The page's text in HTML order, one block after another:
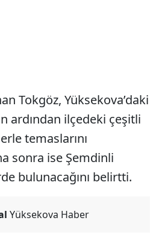
Tokgöz, Yüksekova’daki
ardından ilçedeki çeşitli
temaslarını
sonra ise Şemdinli
bulunacağını belirtti.
Yüksekova Haber